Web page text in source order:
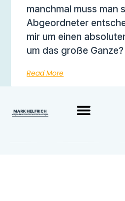
manchmal muss man
Abgeordneter
mir um einen
um das große Ganze?
Read More